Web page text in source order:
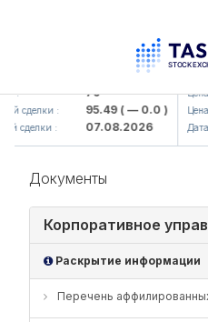
: 79
сделки : 95.49( — 0.0 )
сделки : 07.08.2026
Цена
Документы
Корпоративное
Раскрытие информации
Перечень